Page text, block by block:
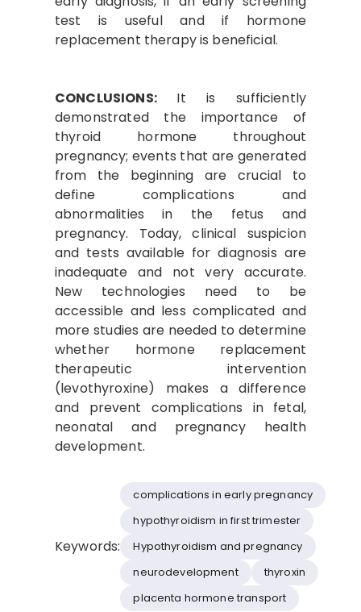
test is useful and if hormone
replacement therapy is beneficial.
CONCLUSIONS: It is sufficiently
demonstrated the importance of
thyroid hormone throughout
pregnancy; events that are generated
from the beginning are crucial to
define complications and
abnormalities in the fetus and
pregnancy. Today, clinical suspicion
and tests available for diagnosis are
inadequate and not very accurate.
New technologies need to be
accessible and less complicated and
more studies are needed to determine
whether hormone replacement
therapeutic intervention
(levothyroxine) makes a difference
and prevent complications in fetal,
neonatal and pregnancy health
development.
Keywords:
complications in early pregnancy
hypothyroidism in first trimester
Hypothyroidism and pregnancy
neurodevelopment
thyroxin
placenta hormone transport